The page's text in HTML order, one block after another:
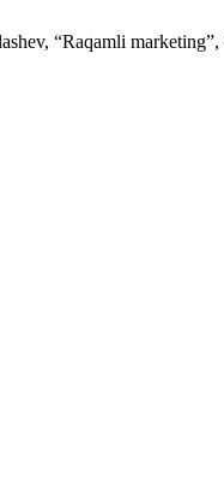
“Raqamli marketing”,